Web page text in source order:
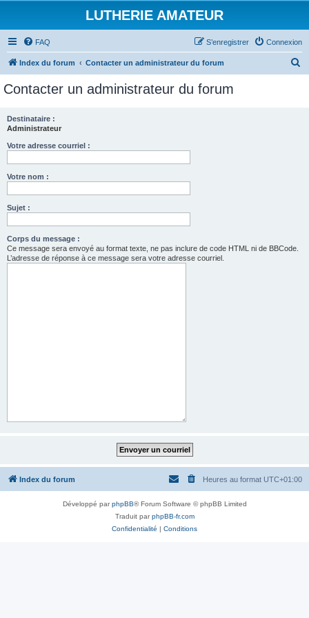
LUTHERIE AMATEUR
FAQ Connexion
S’enregistrer
Index du forum Contacter un administrateur du forum
Contacter un administrateur du forum
Destinataire :
Administrateur
Votre adresse courriel :
Votre nom :
Sujet :
Corps du message :
Ce message sera envoyé au format texte, ne pas inclure de code HTML ni de BBCode.
L’adresse de réponse à ce message sera votre adresse courriel.
Index du forum Heures au format UTC+01:00
Développé parphpBB® Forum Software © phpBB Limited
Traduit parphpBB-fr.com
Confidentialité | Conditions